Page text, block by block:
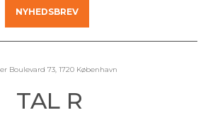
NYHEDSBREV
Boulevard 73, 1720 København
TAL R